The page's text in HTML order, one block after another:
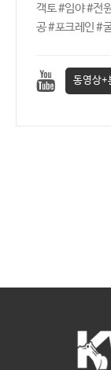
객토 #임야 #전
공 #포크레인 #
동영상+